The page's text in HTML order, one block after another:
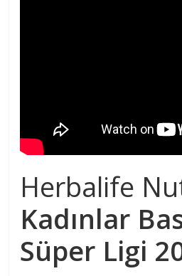
Herbalife
Kadınlar
Süper Ligi